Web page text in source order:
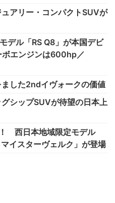
アリー・コンパクトSUVが
デル「RS Q8」が本国デビ
エンジンは600hp／
した2ndイヴォークの価値
シップSUVが待望の日本上
西日本地域限定モデル
イスターヴェルク」が登場